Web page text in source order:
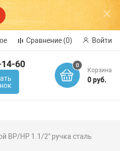
Сравнение (0) Войти
60 0
Корзина
0 руб.
ВР/НР 1.1/2" ручка сталь